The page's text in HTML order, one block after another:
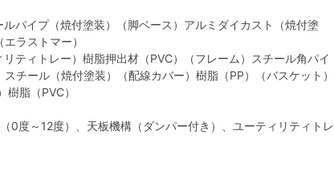
パイプ（焼付塗装）（脚ベース）アルミダイカスト（焼付塗
ラストマー）
ティトレー）樹脂押出材（PVC）（フレーム）スチール角パイ
チール（焼付塗装）（配線カバー）樹脂（PP）（バスケット）
脂（PVC）
0度～12度）、天板機構（ダンパー付き）、ユーティリティトレ